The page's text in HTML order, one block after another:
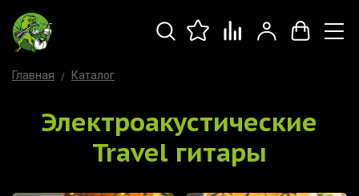
Главная Каталог
Электроакустические
Travel гитары